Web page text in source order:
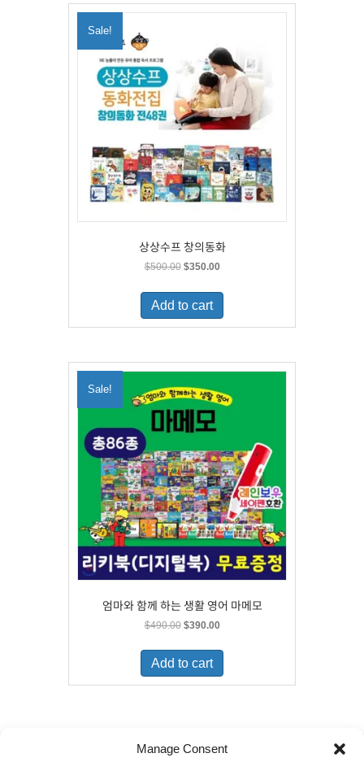
Manage Consent
Sale!
상상수프 창의동화
$500.00 Original
was:
$500.00.
$350.00Current
is:
Add to cart
Sale!
엄마와 함께 하는 생활 영어 마메모
$490.00 Original
was:
$490.00.
$390.00Current
is:
Add to cart